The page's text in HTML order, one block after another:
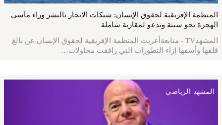
المنظمة الإفريقية لحقوق الإنسان: شبكات الاتجار بالبشر وراء مآسي
الهجرة نحو سبتة وتدعو لمقاربة شاملة
المشهدTV - متابعةأعربت المنظمة الإفريقية لحقوق الإنسان عن بالغ
قلقها وأسفها إزاء التطورات التي رافقت محاولات…
المشهد الرياضي